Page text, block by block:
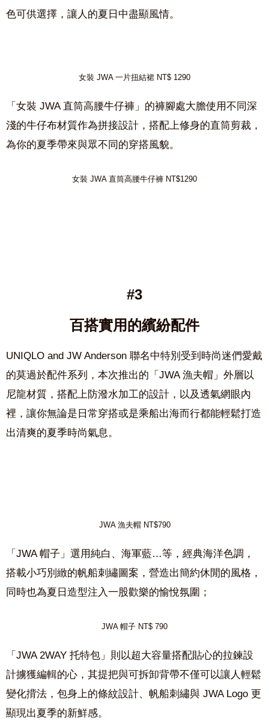
色可供選擇，讓人的夏日中盡顯風情。
女裝 JWA 一片扭結裙 NT$ 1290
「女裝 JWA 直筒高腰牛仔褲」 的褲腳處大膽使用不同深
淺的牛仔布材質作為拼接設計，搭配上修身的直筒剪裁 ，
為你的夏季帶來與眾不同的穿搭風貌。
女裝 JWA 直筒高腰牛仔褲 NT$1290
#3
百搭實用的繽紛配件
UNIQLO and JW Anderson 聯名中特別受到 時尚迷們愛戴
的莫過於配件系列，本次推出的 「 JWA漁夫帽」 外層以
尼龍材質，搭配上防潑水加工的設計，以及透氣網眼內
裡 ，讓你無論是日常穿搭或是乘船出海而行都能輕鬆打造
出清爽的夏季時尚氣息。
JWA 漁夫帽 NT$790
「 JWA帽子」 選用純白、海軍藍…等，經典海洋色調，
搭載小巧別緻的帆船刺繡圖案 ，營造出簡約休閒的風格，
同時也為夏日造型注入一股歡樂的愉悅氛圍 ；
JWA 帽子 NT$ 790
「 JWA 2WAY 托特包」 則以超大容量搭配貼心的拉鍊設
計擄獲編輯的心，其提把與可拆卸背帶不僅可以讓人輕鬆
變化揹法 ，包身上的條紋設計、帆船刺繡與 JWA Logo 更
顯現出夏季的新鮮感。